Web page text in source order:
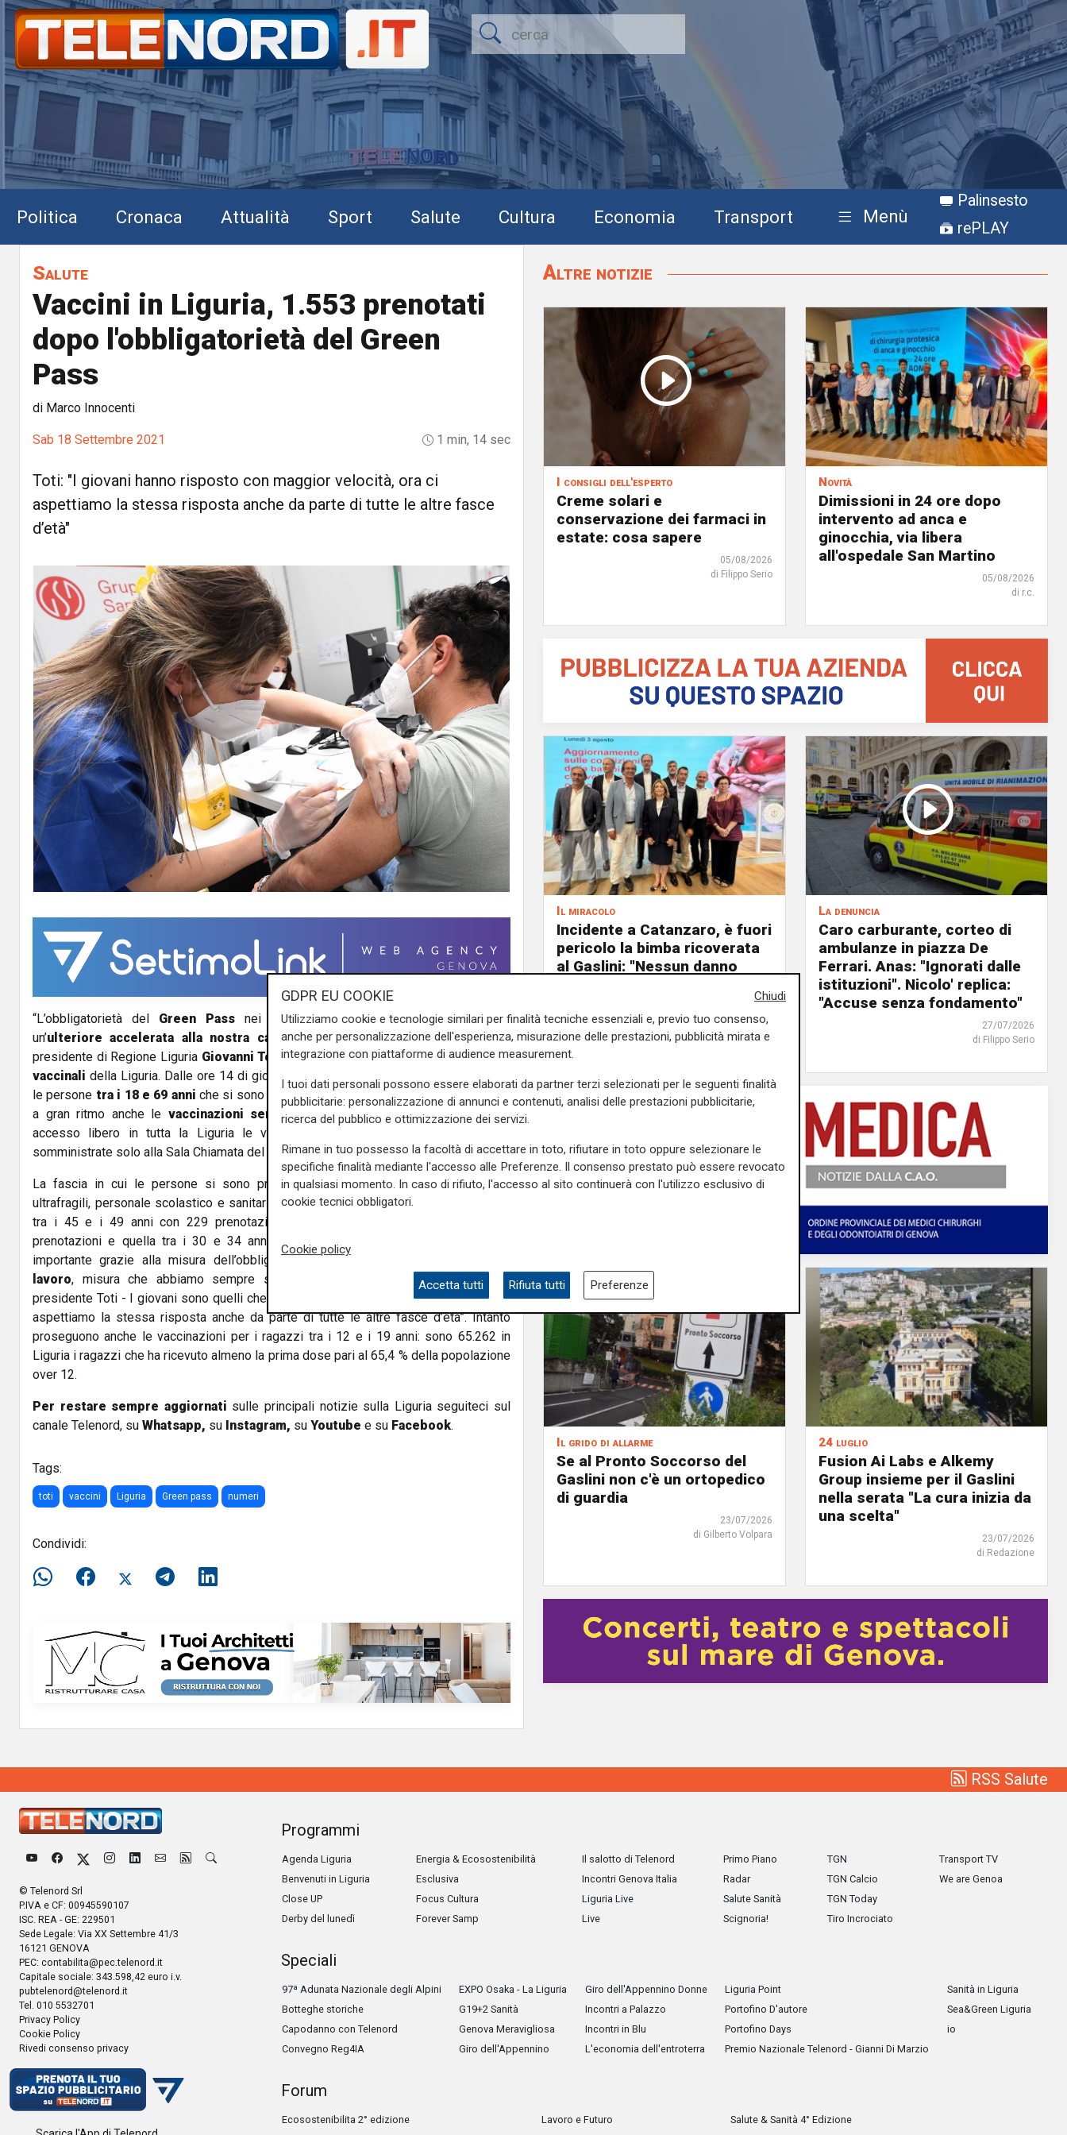
Politica Cronaca Attualità Sport Salute Cultura Economia Transport Menù
Palinsesto
rePLAY
Salute
Vaccini in Liguria, 1.553 prenotati
dopo l'obbligatorietà del Green
Pass
di Marco Innocenti
Sab 18 Settembre 2021 1 min, 14 sec
Toti: "I giovani hanno risposto con maggior velocità, ora ci
aspettiamo la stessa risposta anche da parte di tutte le altre fasce
d’età"
“L’obbligatorietà del Green Pass nei luoghi di lavoro ha permesso di dare
un’ulteriore accelerata alla nostra campagna vaccinale". E' il commento del
presidente di Regione Liguria Giovanni Totiai dati giornalieri che arrivano daicentri
vaccinali della Liguria. Dalle ore 14 di giovedì alle ore 14 di ieri, venerdì, sono 1.553
le persone tra i 18 e 69 anni che si sono prenotate; contemporaneamente continuano
a gran ritmo anche le vaccinazioni senza prenotazioni.Se al primo giorno di
accesso libero in tutta la Liguria le vaccinazioni sono state 970, ieri le dosi
somministrate solo alla Sala Chiamata del Porto in Asl3 sono state 365.
La fascia in cui le persone si sono prenotate di più (nei dati sono esclusi gli
ultrafragili, personale scolastico e sanitario, classificati in queste categorie) è quella
tra i 45 e i 49 anni con 229 prenotazioni, segue la fascia 35-39 anni con 210
prenotazioni e quella tra i 30 e 34 anni con 205 prenotazioni: “Un altro risultato
importante grazie alla misura dell’obbligatorietà del Green Pass nei luoghi di
lavoro, misura che abbiamo sempre sostenuto a gran voce – ha aggiunto il
presidente Toti - I giovani sono quelli che hanno risposto con maggior velocità, ora ci
aspettiamo la stessa risposta anche da parte di tutte le altre fasce d’età”. Intanto
proseguono anche le vaccinazioni per i ragazzi tra i 12 e i 19 anni: sono 65.262 in
Liguria i ragazzi che ha ricevuto almeno la prima dose pari al 65,4 % della popolazione
over 12.
Per restare sempre aggiornati sulle principali notizie sulla Liguria seguiteci sul
canale Telenord, su Whatsapp, su Instagram, su Youtube e su Facebook.
Tags:
toti vaccini Liguria Green pass numeri
Condividi:
Altre notizie
I consigli dell'esperto
Creme solari e
conservazione dei farmaci in
estate: cosa sapere
05/08/2026
di Filippo Serio
Novità
Dimissioni in 24 ore dopo
intervento ad anca e
ginocchia, via libera
all'ospedale San Martino
05/08/2026
di r.c.
Il miracolo
Incidente a Catanzaro, è fuori
pericolo la bimba ricoverata
al Gaslini: "Nessun danno
di Filippo Serio
La denuncia
Caro carburante, corteo di
ambulanze in piazza De
Ferrari. Anas: "Ignorati dalle
istituzioni". Nicolo' replica:
"Accuse senza fondamento"
27/07/2026
di Filippo Serio
Il grido di allarme
Se al Pronto Soccorso del
Gaslini non c'è un ortopedico
di guardia
23/07/2026
di Gilberto Volpara
24 luglio
Fusion Ai Labs e Alkemy
Group insieme per il Gaslini
nella serata "La cura inizia da
una scelta"
23/07/2026
di Redazione
RSS Salute
© Telenord Srl
P.IVA e CF: 00945590107
ISC. REA - GE: 229501
Sede Legale: Via XX Settembre 41/3
16121 GENOVA
PEC: contabilita@pec.telenord.it
Capitale sociale: 343.598,42 euro i.v.
pubtelenord@telenord.it
Tel. 010 5532701
Privacy Policy
Cookie Policy
Rivedi consenso privacy
Programmi
Agenda Liguria
Benvenuti in Liguria
Close UP
Derby del lunedì
Energia & Ecosostenibilità
Esclusiva
Focus Cultura
Forever Samp
Il salotto di Telenord
Incontri Genova Italia
Liguria Live
Live
Primo Piano
Radar
Salute Sanità
Scignoria!
TGN
TGN Calcio
TGN Today
Tiro Incrociato
Transport TV
We are Genoa
Speciali
97ª Adunata Nazionale degli Alpini
Botteghe storiche
Capodanno con Telenord
Convegno Reg4IA
EXPO Osaka - La Liguria
G19+2 Sanità
Genova Meravigliosa
Giro dell'Appennino
Giro dell'Appennino Donne
Incontri a Palazzo
Incontri in Blu
L'economia dell'entroterra
Liguria Point
Portofino D'autore
Portofino Days
Premio Nazionale Telenord - Gianni Di Marzio
Sanità in Liguria
Sea&Green Liguria
io
Forum
Ecosostenibilita 2° edizione
Lavoro e Futuro
Salute & Sanità 4° Edizione
Chiudi
GDPR EU COOKIE
Utilizziamo cookie e tecnologie similari per finalità tecniche essenziali e, previo tuo consenso,
anche per personalizzazione dell'esperienza, misurazione delle prestazioni, pubblicità mirata e
integrazione con piattaforme di audience measurement.
I tuoi dati personali possono essere elaborati da partner terzi selezionati per le seguenti finalità
pubblicitarie: personalizzazione di annunci e contenuti, analisi delle prestazioni pubblicitarie,
ricerca del pubblico e ottimizzazione dei servizi.
Rimane in tuo possesso la facoltà di accettare in toto, rifiutare in toto oppure selezionare le
specifiche finalità mediante l'accesso alle Preferenze. Il consenso prestato può essere revocato
in qualsiasi momento. In caso di rifiuto, l'accesso al sito continuerà con l'utilizzo esclusivo di
cookie tecnici obbligatori.
Cookie policy
Accetta tutti Rifiuta tutti Preferenze